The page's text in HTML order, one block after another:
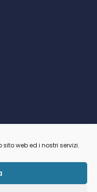
web ed i nostri servizi.